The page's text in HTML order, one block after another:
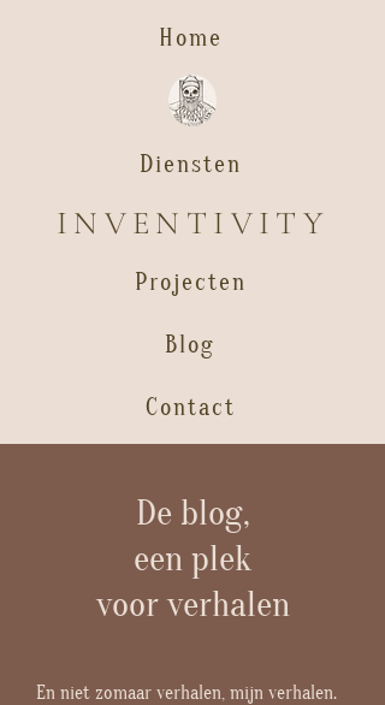
Home
INVENTIVITY
Diensten
Projecten
Blog
Contact
De blog,
een plek
voor verhalen
En niet zomaar verhalen, mijn verhalen.